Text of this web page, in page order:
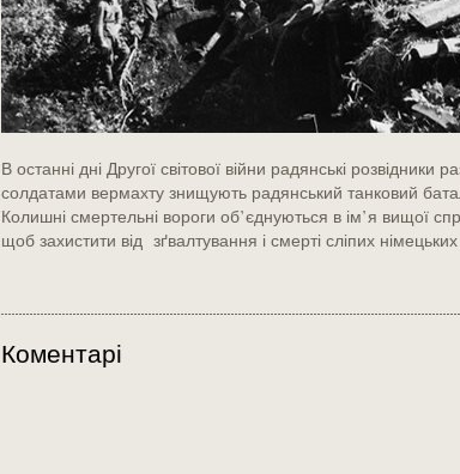
В останні дні Другої світової війни радянські розвідники
солдатами вермахту знищують радянський танковий
Колишні смертельні вороги об’єднуються в ім’я вищої
щоб захистити від зґвалтування і смерті сліпих німецьких
Коментарі